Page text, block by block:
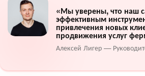
«Мы уверены, что наш
эффективным
привлечения новых
продвижения услуг
Алексей Лигер —